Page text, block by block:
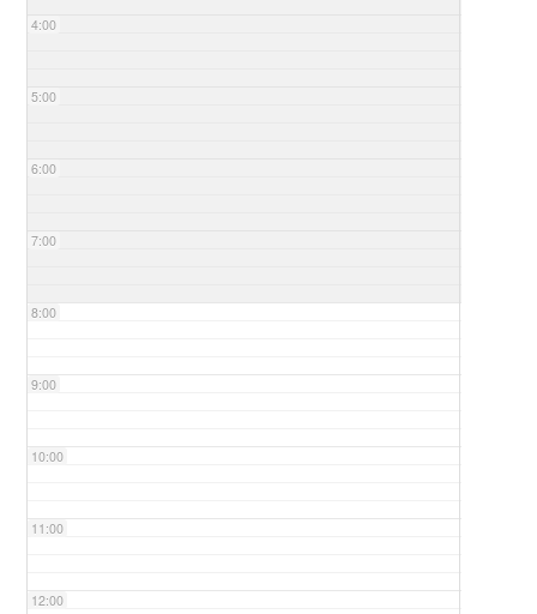
4:00
5:00
6:00
7:00
8:00
9:00
10:00
11:00
12:00